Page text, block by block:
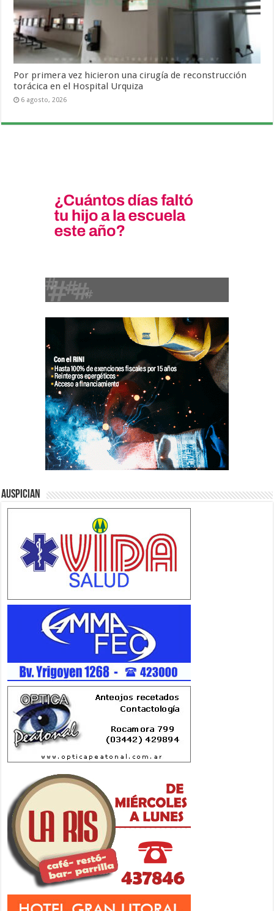
Por primera vez hicieron una cirugía de reconstrucción
torácica en el Hospital Urquiza
6 agosto, 2026
Auspician